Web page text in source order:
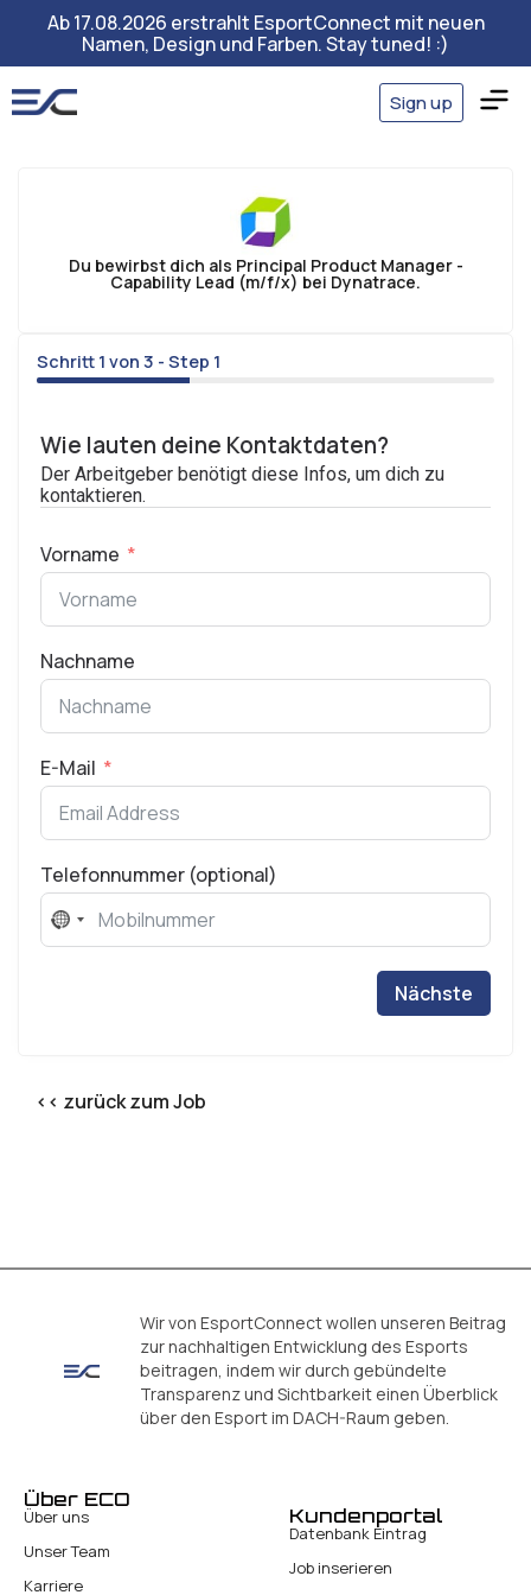
Ab 17.08.2026 erstrahlt EsportConnect mit neuen
Namen, Design und Farben. Stay tuned! :)
Sign up
<< zurück zum Job
Schritt 1 von 3 - Step 1
33%
Wie lauten deine Kontaktdaten?
Der Arbeitgeber benötigt diese Infos, um dich zu
kontaktieren.
Vorname
Nachname
E-Mail
Telefonnummer (optional)
No
Nächste
Du bewirbst dich als Principal Product Manager -
Capability Lead (m/f/x) bei Dynatrace.
Wir von EsportConnect wollen unseren Beitrag
zur nachhaltigen Entwicklung des Esports
beitragen, indem wir durch gebündelte
Transparenz und Sichtbarkeit einen Überblick
über den Esport im DACH-Raum geben.
Über ECO
Über uns
Unser Team
Karriere
Kundenportal
Datenbank Eintrag
Job inserieren